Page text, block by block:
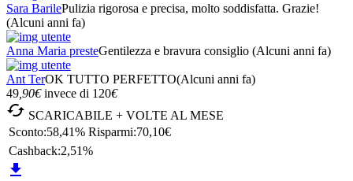
Sara BarilePulizia rigorosa e precisa, molto soddisfatta. Grazie!
(Alcuni anni fa)
Anna Maria presteGentilezza e bravura consiglio (Alcuni anni fa)
Ant TerOK TUTTO PERFETTO(Alcuni anni fa)
49 ,90€ invece di 120€
 SCARICABILE + VOLTE AL MESE
Sconto:58,41% Risparmi:70,10€
Cashback:2,51%
